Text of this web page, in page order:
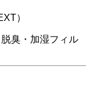
）
臭・加湿フィル